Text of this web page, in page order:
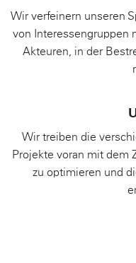
Wir verfeinern unseren
von Interessengruppen
Akteuren, in der
Wir treiben die
Projekte voran mit dem
zu optimieren und